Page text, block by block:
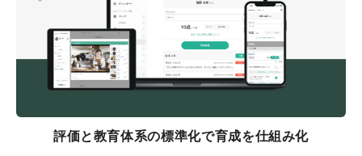
評価と教育体系の標準化で育成を仕組み化